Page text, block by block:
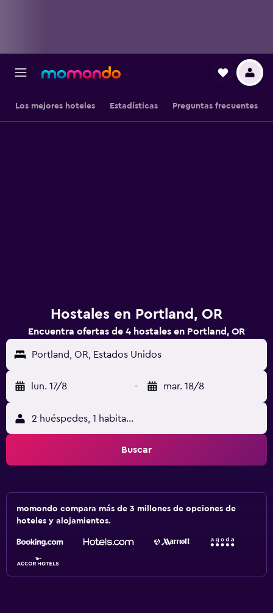
Los mejores hoteles Estadísticas Preguntas frecuentes
Hostales en Portland, OR
Encuentra ofertas de 4 hostales en Portland, OR
Portland, OR, Estados Unidos
lun. 17/8 - mar. 18/8
2 huéspedes, 1 habitación
Buscar
momondo compara más de 3 millones de opciones de
hoteles y alojamientos.